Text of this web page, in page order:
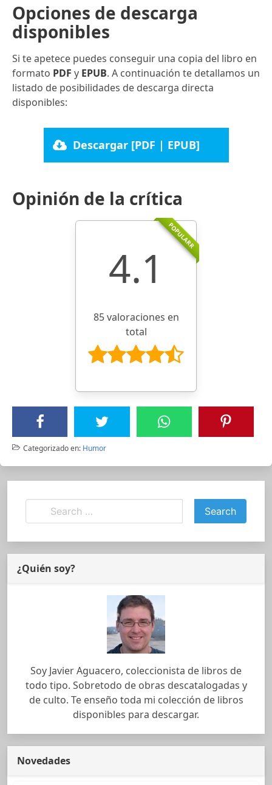
Opciones de descarga
disponibles
Si te apetece puedes conseguir una copia del libro en
formato PDF y EPUB. A continuación te detallamos un
listado de posibilidades de descarga directa
disponibles:
Descargar [PDF | EPUB]
Opinión de la crítica
POPULARR
4.1
85 valoraciones en
total
Categorizado en: Humor
¿Quién soy?
Soy Javier Aguacero, coleccionista de libros de
todo tipo. Sobretodo de obras descatalogadas y
de culto. Te enseño toda mi colección de libros
disponibles para descargar.
Novedades